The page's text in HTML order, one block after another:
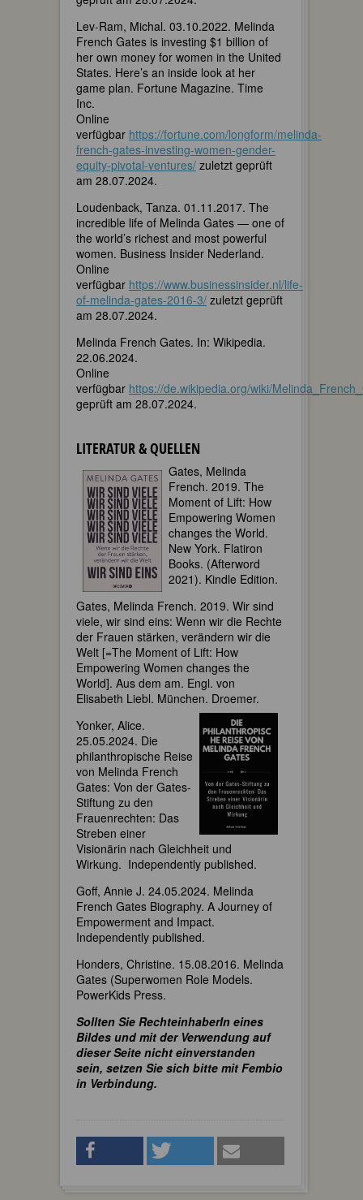
Lev-Ram, Michal. 03.10.2022. Melinda
French Gates is investing $1 billion of
her own money for women in the United
States. Here’s an inside look at her
game plan. Fortune Magazine. Time
Inc.
Online
verfügbar https://fortune.com/longform/melinda-
french-gates-investing-women-gender-
equity-pivotal-ventures/ zuletzt geprüft
am 28.07.2024.
Loudenback, Tanza. 01.11.2017. The
incredible life of Melinda Gates — one of
the world’s richest and most powerful
women. Business Insider Nederland.
Online
verfügbar https://www.businessinsider.nl/life-
of-melinda-gates-2016-3/ zuletzt geprüft
am 28.07.2024.
Melinda French Gates. In: Wikipedia.
22.06.2024.
Online
verfügbar https://de.wikipedia.org/wiki/
geprüft am 28.07.2024.
LITERATUR & QUELLEN
Gates, Melinda
French. 2019. The
Moment of Lift: How
Empowering Women
changes the World.
New York. Flatiron
Books. (Afterword
2021). Kindle Edition.
Gates, Melinda French. 2019. Wir sind
viele, wir sind eins: Wenn wir die Rechte
der Frauen stärken, verändern wir die
Welt [=The Moment of Lift: How
Empowering Women changes the
World]. Aus dem am. Engl. von
Elisabeth Liebl. München. Droemer.
Yonker, Alice.
25.05.2024. Die
philanthropische Reise
von Melinda French
Gates: Von der Gates-
Stiftung zu den
Frauenrechten: Das
Streben einer
Visionärin nach Gleichheit und
Wirkung. ‎ Independently published.
Goff, Annie J. 24.05.2024. Melinda
French Gates Biography. A Journey of
Empowerment and Impact.
Independently published.
Honders, Christine. 15.08.2016. Melinda
Gates (Superwomen Role Models.
PowerKids Press.
Sollten Sie RechteinhaberIn eines
Bildes und mit der Verwendung auf
dieser Seite nicht einverstanden
sein, setzen Sie sich bitte mit Fembio
in Verbindung.